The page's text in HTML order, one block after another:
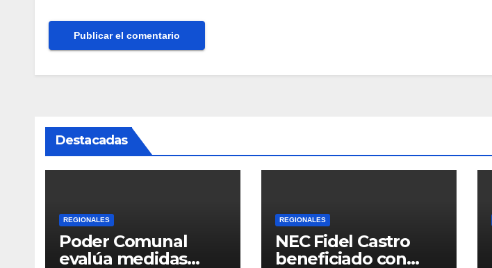
Destacadas
REGIONALES
Poder Comunal
evalúa medidas
REGIONALES
NEC Fidel Castro
beneficiado con